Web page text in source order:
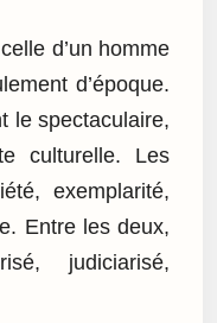
d’un homme
d’époque.
le spectaculaire,
culturelle. Les
exemplarité,
Entre les deux,
judiciarisé,